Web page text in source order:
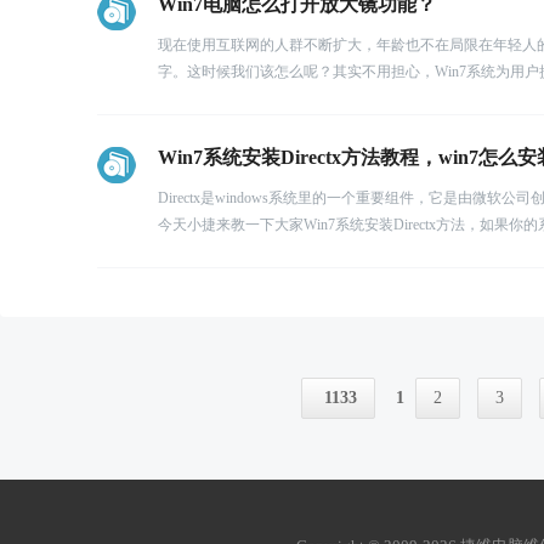
Win7电脑怎么打开放大镜功能？
现在使用互联网的人群不断扩大，年龄也不在局限在年轻
字。这时候我们该怎么呢？其实不用担心，Win7系统为用
Win7系统安装Directx方法教程，win7怎么安
Directx是windows系统里的一个重要组件，它是由微软公
今天小捷来教一下大家Win7系统安装Directx方法，如果你的
1133 1 2 3